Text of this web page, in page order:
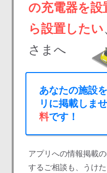
の充電器を設
ら設置したい
さまへ
あなたの施設
リに掲載しま
料です！
アプリへの情報掲載
するご相談も、うけた